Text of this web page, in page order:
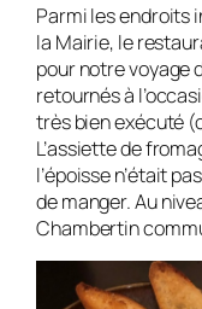
Parmi les endroits
la Mairie, le
pour notre voyage
retournés à
très bien exécuté
L’assiette de
l’époisse n’était
de manger. Au
Chambertin